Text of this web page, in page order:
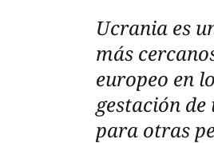
Ucrania es
más
europeo en
gestación
para otras